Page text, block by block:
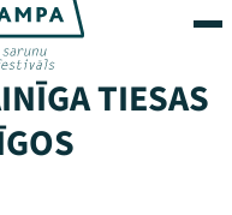
TIESAS